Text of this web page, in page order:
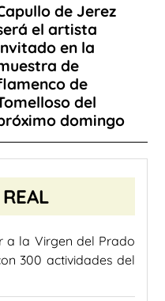
de Jerez
el artista
en la
de
de
del
domingo
a la Virgen del Prado
300 actividades del